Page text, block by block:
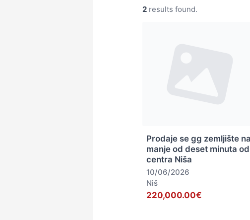
2 results found.
Prodaje se gg zemljište na
manje od deset minuta od
centra Niša
10/06/2026
Niš
220,000.00€